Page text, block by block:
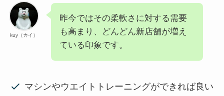
kuy（カイ）
昨今ではその柔軟さに対する需要
も高まり、どんどん新店舗が増え
ている印象です。
マシンやウエイトトレーニングができれば良い